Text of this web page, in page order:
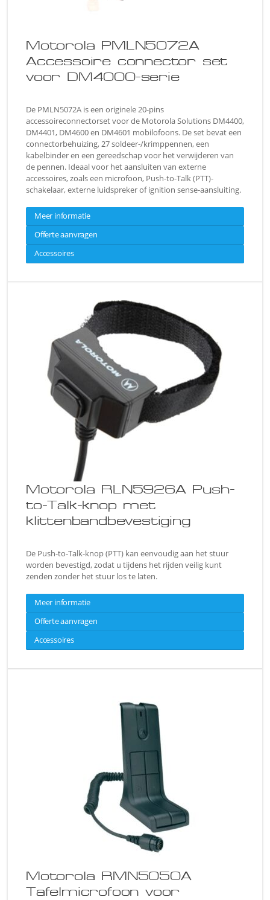
Motorola PMLN5072A
Accessoire connector set
voor DM4000-serie
De PMLN5072A is een originele 20-pins
accessoireconnectorset voor de Motorola Solutions DM4400,
DM4401, DM4600 en DM4601 mobilofoons. De set bevat een
connectorbehuizing, 27 soldeer-/krimppennen, een
kabelbinder en een gereedschap voor het verwijderen van
de pennen. Ideaal voor het aansluiten van externe
accessoires, zoals een microfoon, Push-to-Talk (PTT)-
schakelaar, externe luidspreker of ignition sense-aansluiting.
Meer informatie
Offerte aanvragen
Accessoires
Motorola RLN5926A Push-
to-Talk-knop met
klittenbandbevestiging
De Push-to-Talk-knop (PTT) kan eenvoudig aan het stuur
worden bevestigd, zodat u tijdens het rijden veilig kunt
zenden zonder het stuur los te laten.
Meer informatie
Offerte aanvragen
Accessoires
Motorola RMN5050A
Tafelmicrofoon voor